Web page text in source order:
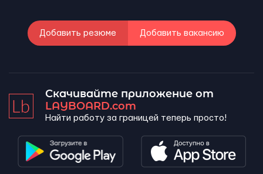
Добавить резюме Добавить вакансию
Скачивайте приложение от
LAYBOARD.com
Найти работу за границей теперь просто!